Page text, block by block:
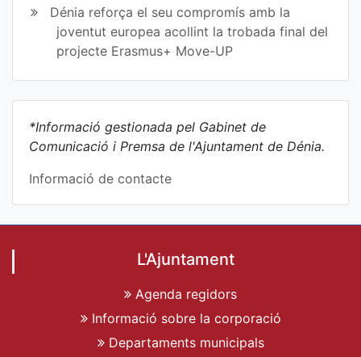
Dénia reforça el seu compromís amb la
joventut europea acollint la trobada final del
projecte Erasmus+ Move-UP
*Informació gestionada pel Gabinet de
Comunicació i Premsa de l'Ajuntament de Dénia.
Informació de contacte
L'Ajuntament
Agenda regidors
Informació sobre la corporació
Departaments municipals